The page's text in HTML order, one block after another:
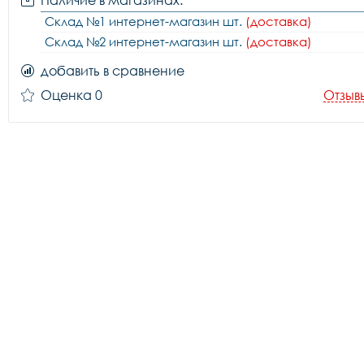
Склад №1 интернет-магазин шт. (доставка)
Склад №2 интернет-магазин шт. (доставка)
добавить в сравнение
Оценка 0